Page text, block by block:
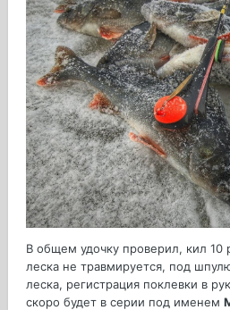
В общем удочку проверил, кил
леска не травмируется, под
леска, регистрация поклевки в
скоро будет в серии под именем